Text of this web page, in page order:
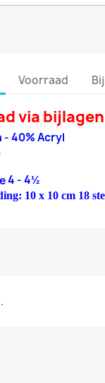
Voorraad
via bi
- 40% Acryl
4 - 4½
10 x 10 cm 18